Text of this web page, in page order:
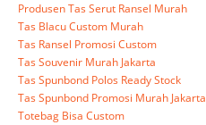
Produsen Tas Serut Ransel Murah
Tas Blacu Custom Murah
Tas Ransel Promosi Custom
Tas Souvenir Murah Jakarta
Tas Spunbond Polos Ready Stock
Tas Spunbond Promosi Murah Jakarta
Totebag Bisa Custom